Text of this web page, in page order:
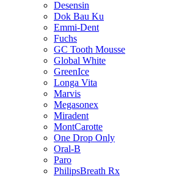
Desensin
Dok Bau Ku
Emmi-Dent
Fuchs
GC Tooth Mousse
Global White
GreenIce
Longa Vita
Marvis
Megasonex
Miradent
MontCarotte
One Drop Only
Oral-B
Paro
PhilipsBreath Rx